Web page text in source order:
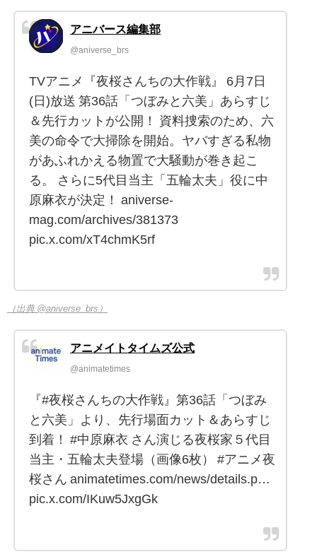
アニバース編集部
@aniverse_brs
TVアニメ『夜桜さんちの大作戦』 6月7日
(日)放送 第36話「つぼみと六美」あらすじ
＆先行カットが公開！ 資料捜索のため、六
美の命令で大掃除を開始。ヤバすぎる私物
があふれかえる物置で大騒動が巻き起こ
る。 さらに5代目当主「五輪太夫」役に中
原麻衣が決定！ aniverse-
mag.com/archives/381373
pic.x.com/xT4chmK5rf
（出典 @aniverse_brs）
アニメイトタイムズ公式
@animatetimes
『#夜桜さんちの大作戦』第36話「つぼみ
と六美」より、先行場面カット＆あらすじ
到着！ #中原麻衣 さん演じる夜桜家５代目
当主・五輪太夫登場（画像6枚） #アニメ夜
桜さん animatetimes.com/news/details.p…
pic.x.com/IKuw5JxgGk